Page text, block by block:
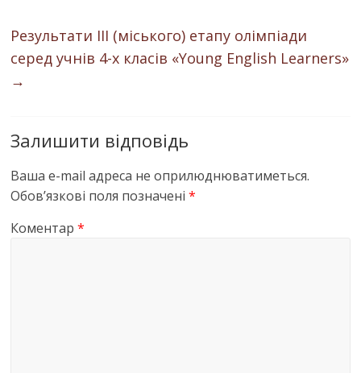
Результати ІІІ (міського) етапу олімпіади
серед учнів 4-х класів «Young English Learners»
→
Залишити відповідь
Ваша e-mail адреса не оприлюднюватиметься.
Обов’язкові поля позначені*
Коментар*